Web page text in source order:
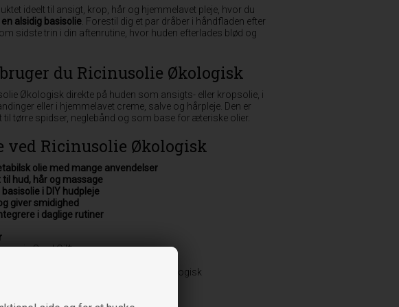
ideelt til ansigt, krop, hår og hjemmelavet pleje, hvor du
en alsidig basisolie. Forestil dig et par dråber i håndfladen efter
sidste trin i din aftenrutine, hvor huden efterlades blød og
du Ricinusolie Økologisk
Økologisk direkte på huden som ansigts- eller kropsolie, i
eller i hjemmelavet creme, salve og hårpleje. Den er
til tørre spidser, neglebånd og som base for æteriske olier.
ved Ricinusolie Økologisk
olie med mange anvendelser
hud, hår og massage
basisolie i DIY hudpleje
giver smidighed
i daglige rutiner
Seed Oil*
en * ved en ingrediens, er den 100% økologisk